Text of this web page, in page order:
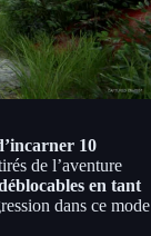
10
de l’aventure
en tant
dans ce mode